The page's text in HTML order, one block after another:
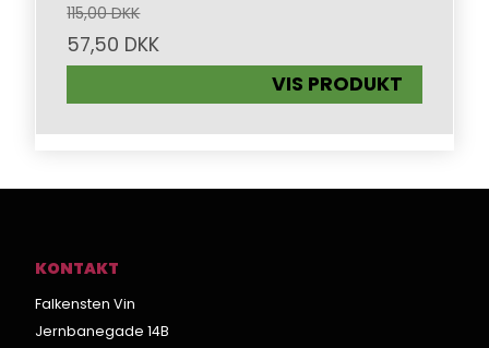
115,00 DKK
57,50 DKK
VIS PRODUKT
KONTAKT
Falkensten Vin
Jernbanegade 14B